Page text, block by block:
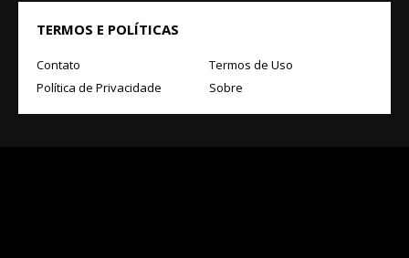
TERMOS E POLÍTICAS
Contato
Termos de Uso
Política de Privacidade
Sobre